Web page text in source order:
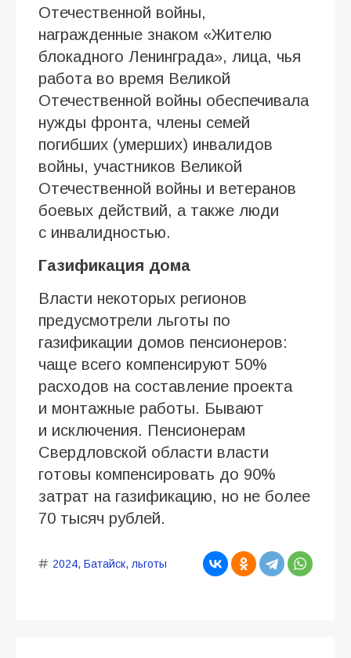
Отечественной войны,
награжденные знаком «Жителю
блокадного Ленинграда», лица, чья
работа во время Великой
Отечественной войны обеспечивала
нужды фронта, члены семей
погибших (умерших) инвалидов
войны, участников Великой
Отечественной войны и ветеранов
боевых действий, а также люди
с инвалидностью.
Газификация дома
Власти некоторых регионов
предусмотрели льготы по
газификации домов пенсионеров:
чаще всего компенсируют 50%
расходов на составление проекта
и монтажные работы. Бывают
и исключения. Пенсионерам
Свердловской области власти
готовы компенсировать до 90%
затрат на газификацию, но не более
70 тысяч рублей.
2024, Батайск, льготы